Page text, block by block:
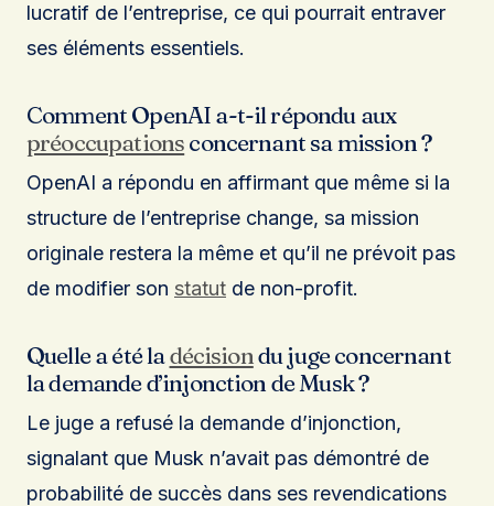
lucratif de l’entreprise, ce qui pourrait entraver
ses éléments essentiels.
Comment OpenAI a-t-il répondu aux
préoccupationsconcernant sa mission ?
OpenAI a répondu en affirmant que même si la
structure de l’entreprise change, sa mission
originale restera la même et qu’il ne prévoit pas
de modifier son statut de non-profit.
Quelle a été ladécisiondu juge concernant
la demande d’injonction de Musk ?
Le juge a refusé la demande d’injonction,
signalant que Musk n’avait pas démontré de
probabilité de succès dans ses revendications